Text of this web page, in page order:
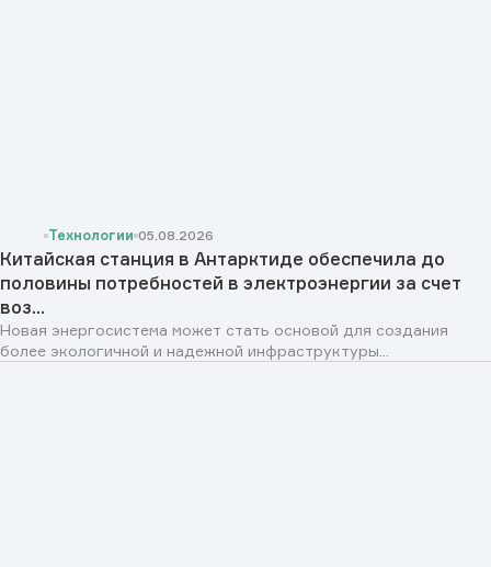
Технологии 05.08.2026
Китайская станция в Антарктиде обеспечила до
половины потребностей в электроэнергии за счет
воз...
Новая энергосистема может стать основой для создания
более экологичной и надежной инфраструктуры...